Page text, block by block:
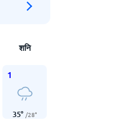
शनि
1
35° /28°